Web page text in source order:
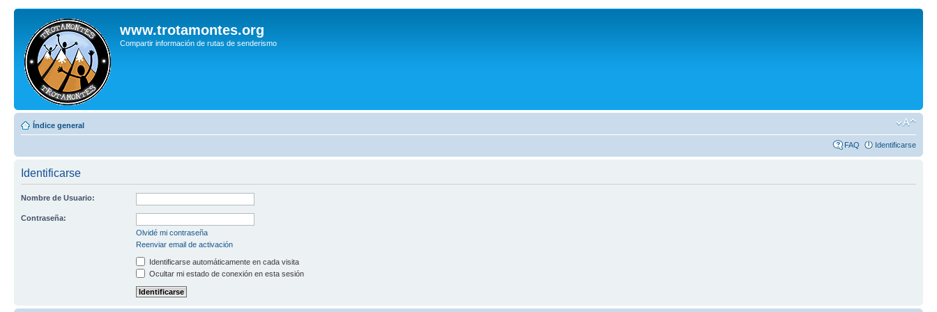
www.trotamontes.org
Compartir información de rutas de senderismo
Índice general
FAQ Identificarse
Identificarse
Nombre de Usuario:
Contraseña:
Olvidé mi contraseña
Reenviar email de activación
Identificarse automáticamente en cada visita
Ocultar mi estado de conexión en esta sesión